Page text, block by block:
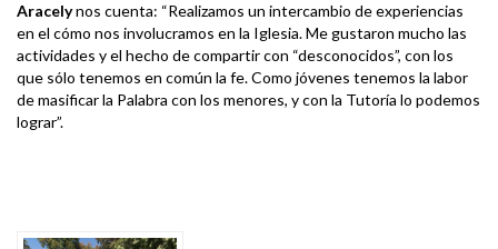
Aracelynos cuenta: “Realizamos un intercambio de experiencias
en el cómo nos involucramos en la Iglesia. Me gustaron mucho las
actividades y el hecho de compartir con “desconocidos”, con los
que sólo tenemos en común la fe. Como jóvenes tenemos la labor
de masificar la Palabra con los menores, y con la Tutoría lo podemos
lograr”.